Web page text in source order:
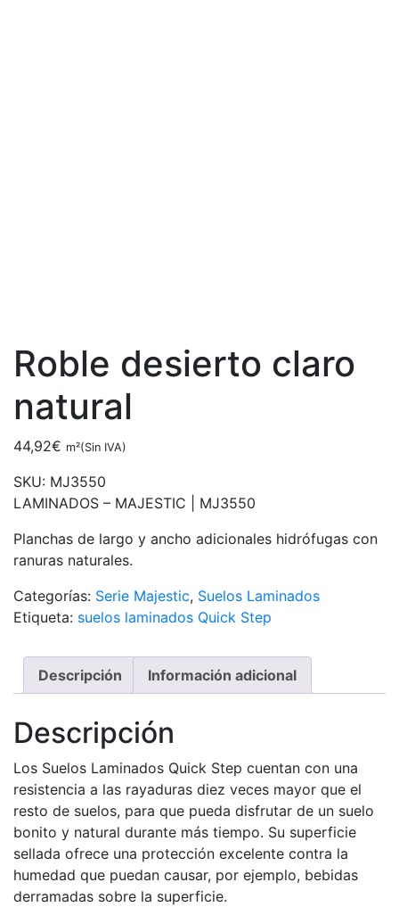
Roble desierto claro
natural
44,92€ m²(Sin IVA)
SKU: MJ3550
LAMINADOS – MAJESTIC |
MJ3550
Planchas de largo y ancho adicionales hidrófugas con
ranuras naturales.
Categorías: Serie Majestic, Suelos Laminados
Etiqueta: suelos laminados Quick Step
Descripción Información adicional
Descripción
Los Suelos Laminados Quick Step cuentan con una
resistencia a las rayaduras diez veces mayor que el
resto de suelos, para que pueda disfrutar de un suelo
bonito y natural durante más tiempo. Su superficie
sellada ofrece una protección excelente contra la
humedad que puedan causar, por ejemplo, bebidas
derramadas sobre la superficie.